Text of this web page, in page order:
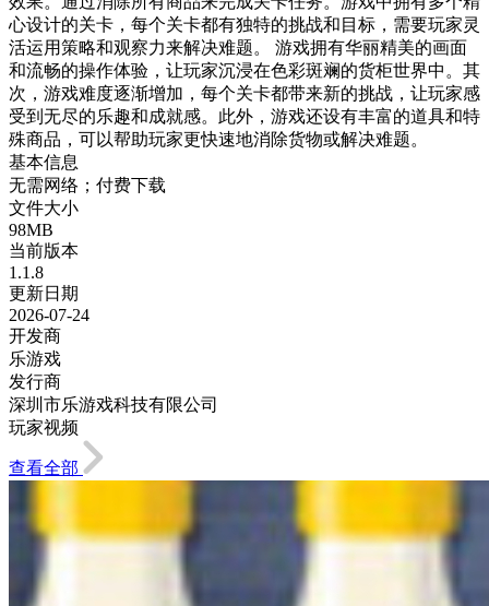
心设计的关卡，每个关卡都有独特的挑战和目标，需要玩家灵
活运用策略和观察力来解决难题。 游戏拥有华丽精美的画面
和流畅的操作体验，让玩家沉浸在色彩斑斓的货柜世界中。其
次，游戏难度逐渐增加，每个关卡都带来新的挑战，让玩家感
受到无尽的乐趣和成就感。此外，游戏还设有丰富的道具和特
殊商品，可以帮助玩家更快速地消除货物或解决难题。
基本信息
无需网络；付费下载
文件大小
98MB
当前版本
1.1.8
更新日期
2026-07-24
开发商
乐游戏
发行商
深圳市乐游戏科技有限公司
玩家视频
查看全部